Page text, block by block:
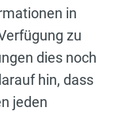
in
zu
dies noch
hin, dass
jeden